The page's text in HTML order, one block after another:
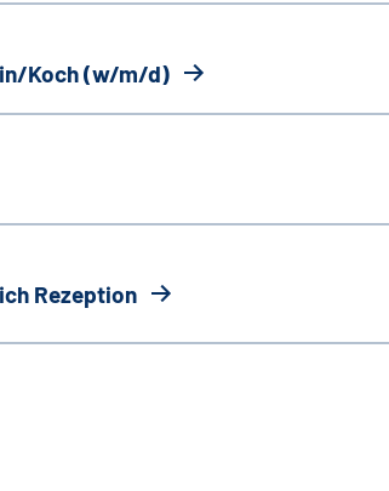
Koch (w/m/d)
Rezeption